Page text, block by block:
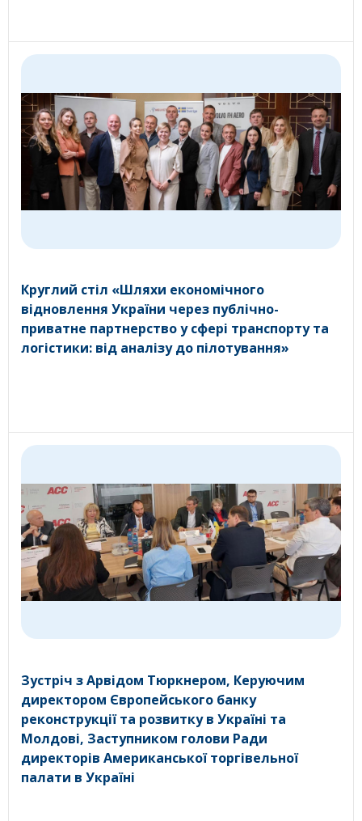
Круглий стіл «Шляхи економічного
відновлення України через публічно-
приватне партнерство у сфері транспорту та
логістики: від аналізу до пілотування»
Зустріч з Арвідом Тюркнером, Керуючим
директором Європейського банку
реконструкції та розвитку в Україні та
Молдові, Заступником голови Ради
директорів Американської торгівельної
палати в Україні